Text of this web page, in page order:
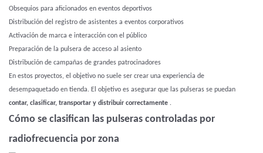
Obsequios para aficionados en eventos deportivos
Distribución del registro de asistentes a eventos corporativos
Activación de marca e interacción con el público
Preparación de la pulsera de acceso al asiento
Distribución de campañas de grandes patrocinadores
En estos proyectos, el objetivo no suele ser crear una experiencia de
desempaquetado en tienda. El objetivo es asegurar que las pulseras se puedan
contar, clasificar, transportar y distribuir correctamente .
Cómo se clasifican las pulseras controladas por
radiofrecuencia por zona